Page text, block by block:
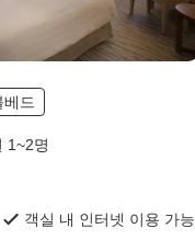
베드
1~2명
객실 내 인터넷 이용 가능